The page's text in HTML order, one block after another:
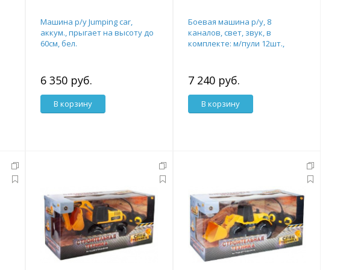
Машина р/у Jumping car,
аккум., прыгает на высоту до
60см, бел.
6 350 руб.
В корзину
Боевая машина р/у, 8
каналов, свет, звук, в
комплекте: м/пули 12шт.,
7 240 руб.
В корзину